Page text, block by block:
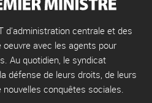
d'administration centrale et des
avec les agents pour
Au quotidien, le syndicat
défense de leurs droits, de leurs
conquêtes sociales.